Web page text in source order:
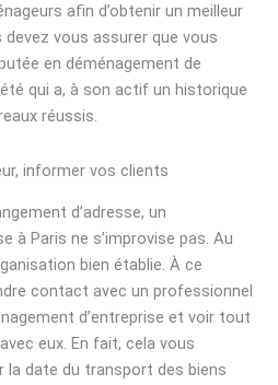
afin d’obtenir un meilleur
devez vous assurer que vous
en déménagement de
qui a, à son actif un historique
réussis.
informer vos clients
d’adresse, un
à Paris ne s’improvise pas. Au
bien établie. À ce
contact avec un professionnel
d’entreprise et voir tout
eux. En fait, cela vous
date du transport des biens